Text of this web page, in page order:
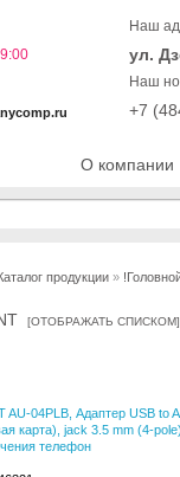
О компании
Наш
ул.
Наш
+7
продукции »
[ОТОБРАЖАТЬ СПИСКОМ]
AU-04PLB, Адаптер USB to
карта), jack 3.5 mm (4-
телефон